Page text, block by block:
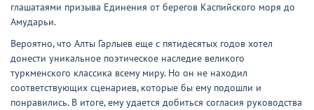
глашатаями призыва Единения от берегов Каспийского моря до
Амударьи.
Вероятно, что Алты Гарлыев еще с пятидесятых годов хотел
донести уникальное поэтическое наследие великого
туркменского классика всему миру. Но он не находил
соответствующих сценариев, которые бы ему подошли и
понравились. В итоге, ему удается добиться согласия руководства